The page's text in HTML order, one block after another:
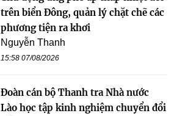
trên biển Đông, quản lý chặt chẽ các
phương tiện ra khơi
Nguyễn Thanh
15:58 07/08/2026
Đoàn cán bộ Thanh tra Nhà nước
Lào học tập kinh nghiệm chuyển đổi